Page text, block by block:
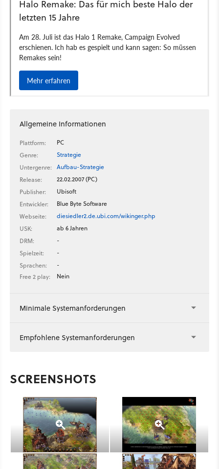
Allgemeine Informationen
Plattform:
PC
Genre:
Strategie
Untergenre:
Aufbau-Strategie
Release:
22.02.2007 (PC)
Publisher:
Ubisoft
Entwickler:
Blue Byte Software
Webseite:
diesiedler2.de.ubi.com/wikinger.php
USK:
ab 6 Jahren
DRM:
-
Spielzeit:
-
Sprachen:
-
Free 2 play:
Nein
Minimale Systemanforderungen
Empfohlene Systemanforderungen
SCREENSHOTS